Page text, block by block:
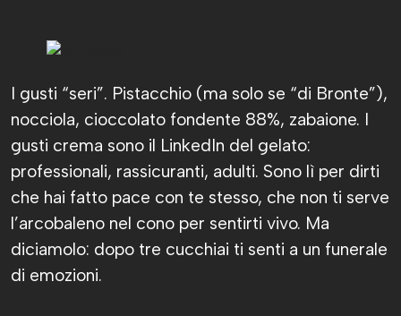
I gusti “seri”. Pistacchio (ma solo se “di Bronte”),
nocciola, cioccolato fondente 88%, zabaione. I
gusti crema sono il LinkedIn del gelato:
professionali, rassicuranti, adulti. Sono lì per dirti
che hai fatto pace con te stesso, che non ti serve
l’arcobaleno nel cono per sentirti vivo. Ma
diciamolo: dopo tre cucchiai ti senti a un funerale
di emozioni.